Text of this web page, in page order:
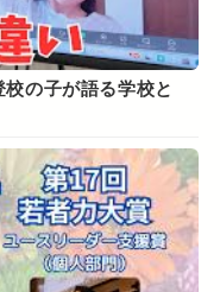
校の子が語る学校と